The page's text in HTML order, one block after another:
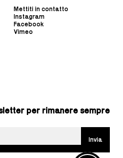
Mettiti in contatto
Instagram
Facebook
Vimeo
per rimanere sempre